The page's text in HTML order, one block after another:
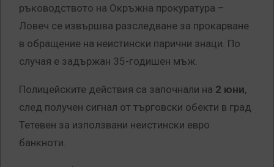
ръководството на Окръжна прокуратура –
Ловеч се извършва разследване за прокарване
в обращение на неистински парични знаци. По
случая е задържан 35-годишен мъж.
Полицейските действия са започнали на 2 юни,
след получен сигнал от търговски обекти в град
Тетевен за използвани неистински евро
банкноти.